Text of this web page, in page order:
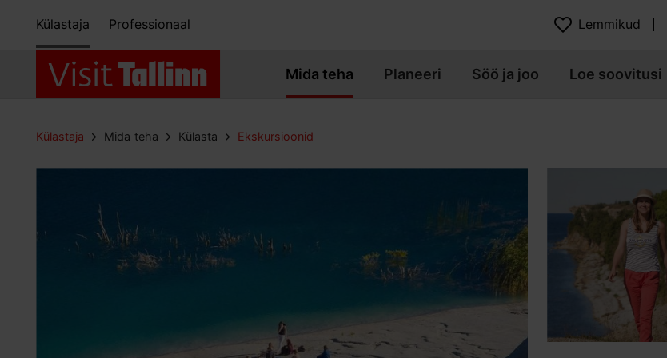
Külastaja Professionaal Lemmikud
Mida teha Planeeri Söö ja joo Loe soovitusi
Külastaja Mida teha Külasta Ekskursioonid